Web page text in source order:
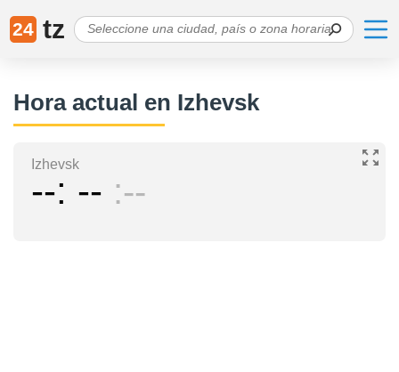
24 tz
Hora actual en Izhevsk
Izhevsk
-- -- --